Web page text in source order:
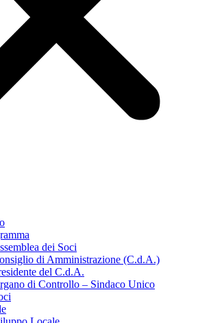
dei Soci
di Amministrazione (C.d.A.)
del C.d.A.
di Controllo – Sindaco Unico